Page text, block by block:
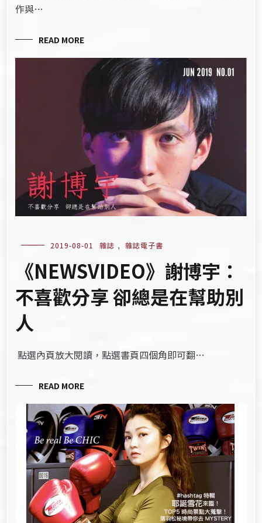
作與…
READ MORE
2019-08-01 雜誌 , 雜誌電子書
《NEWSVIDEO》謝博宇：
不喜歡分享 卻總是在幫助別
人
點選內頁放大閱讀，點選書頁四個角即可翻…
READ MORE